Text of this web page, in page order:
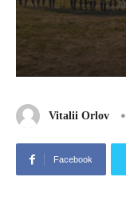
Vitalii Orlov
Facebook